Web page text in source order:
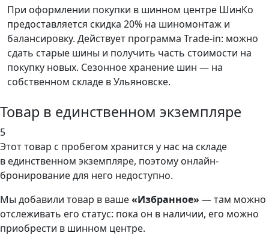
При оформлении покупки в шинном центре ШинКо
предоставляется скидка 20% на шиномонтаж и
балансировку. Действует программа Trade-in: можно
сдать старые шины и получить часть стоимости на
покупку новых. Сезонное хранение шин — на
собственном складе в Ульяновске.
Товар в единственном экземпляре
5
Этот товар с пробегом хранится у нас на складе
в единственном экземпляре, поэтому онлайн-
бронирование для него недоступно.
Мы добавили товар в ваше«Избранное» — там можно
отслеживать его статус: пока он в наличии, его можно
приобрести в шинном центре.